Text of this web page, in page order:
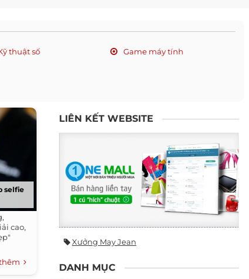
thuật số
Game máy tính
selfie
cao,
thêm
LIÊN KẾT WEBSITE
Xưởng May Jean
DANH MỤC